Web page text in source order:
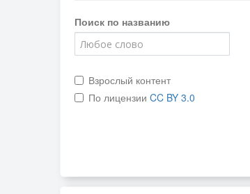
Поиск по названию
Взрослый контент
По лицензии CC BY 3.0